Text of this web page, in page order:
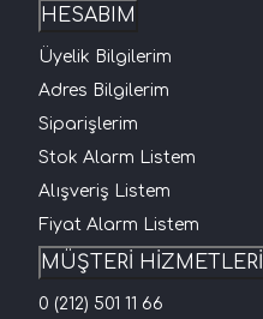
HESABIM
Üyelik Bilgilerim
Adres Bilgilerim
Siparişlerim
Stok Alarm Listem
Alışveriş Listem
Fiyat Alarm Listem
MÜŞTERİ HİZMETLERİ
0 (212) 501 11 66